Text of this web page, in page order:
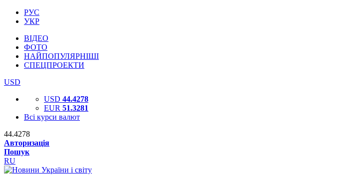
РУС
УКР
ВІДЕО
ФОТО
НАЙПОПУЛЯРНІШІ
СПЕЦПРОЕКТИ
USD
USD 44.4278
EUR 51.3281
Всі курси валют
44.4278
Авторизація
Пошук
RU